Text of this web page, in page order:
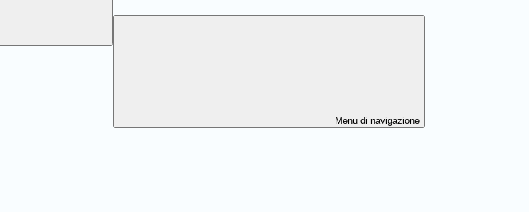
Menu di navigazione